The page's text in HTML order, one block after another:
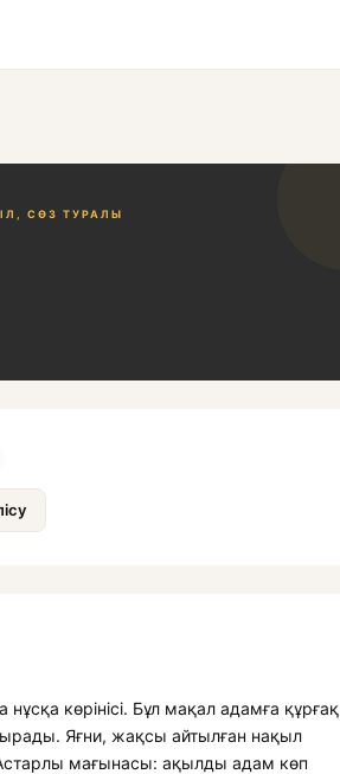
СӨЗ ТУРАЛЫ
көрінісі. Бұл мақал адамға құрғақ
Яғни, жақсы айтылған нақыл
мағынасы: ақылды адам көп